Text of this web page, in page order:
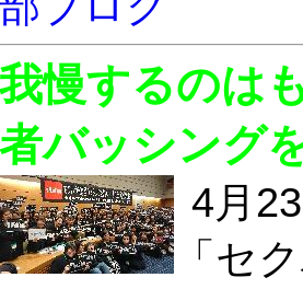
我慢するのは
者バッシング
4月
「セ